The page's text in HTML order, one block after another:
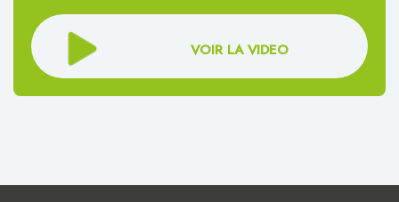
VOIR LA VIDEO